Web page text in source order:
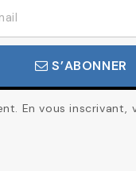
S’ABONNER
En vous